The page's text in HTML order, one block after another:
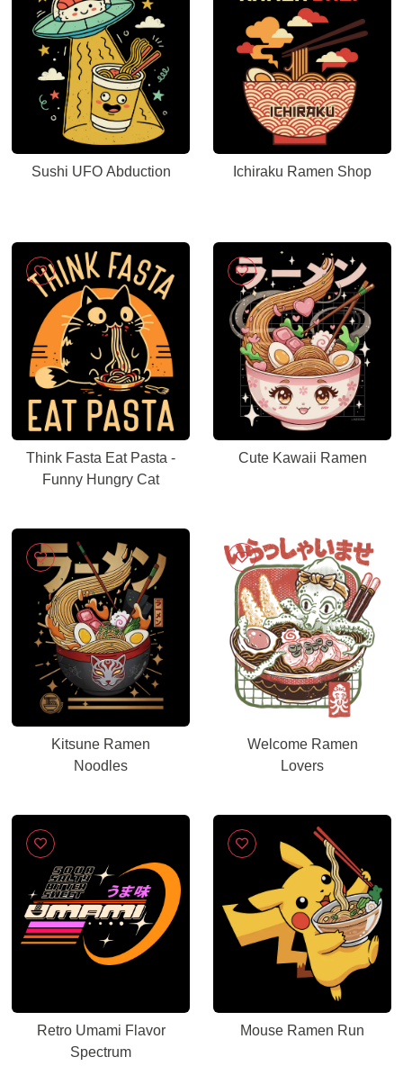
Sushi UFO Abduction Ichiraku Ramen Shop
Think Fasta Eat Pasta -
Funny Hungry Cat
Cute Kawaii Ramen
Kitsune Ramen
Noodles
Welcome Ramen
Lovers
Retro Umami Flavor
Spectrum
Mouse Ramen Run